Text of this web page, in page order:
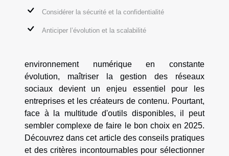
Considérer la sécurité et la confidentialité
Anticiper l’évolution et la scalabilité
environnement numérique en constante
évolution, maîtriser la gestion des réseaux
sociaux devient un enjeu essentiel pour les
entreprises et les créateurs de contenu. Pourtant,
face à la multitude d'outils disponibles, il peut
sembler complexe de faire le bon choix en 2025.
Découvrez dans cet article des conseils pratiques
et des critères incontournables pour sélectionner